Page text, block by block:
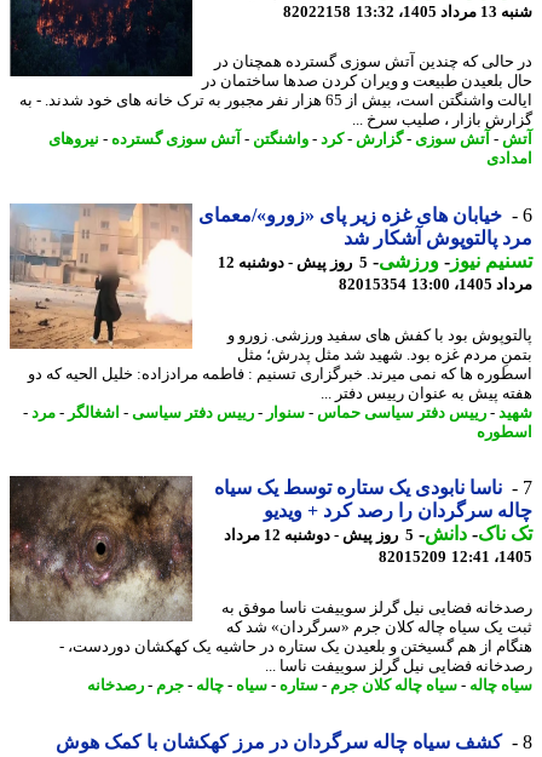
13:32
82022158
که چندین آتش سوزی گسترده همچنان در
بلعیدن طبیعت و ویران کردن صدها ساختمان در
ایالت واشنگتن است، بیش از 65 هزار نفر مجبور به ترک خانه های خود شدند. - به
بازار ، صلیب سرخ ...
-آتش سوزی- گزارش -کرد-واشنگتن-آتش سوزی گسترده- نیروهای
خیابان های غزه زیر پای «زورو»/معمای
پالتوپوش آشکار شد
نیوز-ورزشی-
5 روز پیش - دوشنبه 12
13:00
82015354
بود با کفش های سفید ورزشی. زورو و
مردم غزه بود. شهید شد مثل پدرش؛ مثل
ها که نمی میرند. خبرگزاری تسنیم : فاطمه مرادزاده: خلیل الحیه که دو
پیش به عنوان رییس دفتر ...
-رییس دفتر سیاسی حماس-سنوار-رییس دفتر سیاسی-اشغالگر-مرد-
ناسا نابودی یک ستاره توسط یک سیاه
سرگردان را رصد کرد + ویدیو
-دانش -
5 روز پیش - دوشنبه 12 مرداد
82015209
فضایی نیل گرلز سوییفت ناسا موفق به
یک سیاه چاله کلان جرم «سرگردان» شد که
از هم گسیختن و بلعیدن یک ستاره در حاشیه یک کهکشان دوردست، -
فضایی نیل گرلز سوییفت ناسا ...
چاله -سیاه چاله کلان جرم -ستاره-سیاه-چاله -جرم -رصدخانه
کشف سیاه چاله سرگردان در مرز کهکشان با کمک هوش